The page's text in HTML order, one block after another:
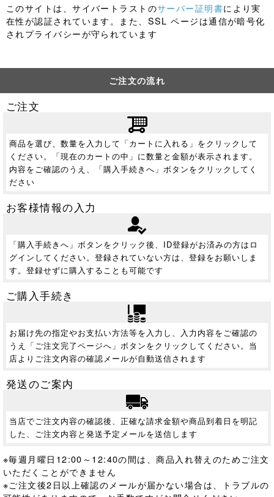
このサイトは、サイバートラストのサーバー証明書により実
在性が認証されています。また、SSL ページは通信が暗号化
されプライバシーが守られています
ご注文の流れ
ご注文
商品を選び、数量を入力して「カートに入れる」をクリックして
ください。「現在のカートの中」に数量と金額が表示されます。
内容をご確認のうえ、「購入手続きへ」ボタンをクリックしてく
ださい
お客様情報の入力
「購入手続きへ」ボタンをクリック後、ID登録がお済みの方はロ
グインしてください。登録されていない方は、登録をお願いしま
す。登録せずに購入することも可能です
ご購入手続き
お届け先の指定やお支払い方法等を入力し、入力内容をご確認の
うえ「ご注文完了ページへ」ボタンをクリックしてください。当
店よりご注文内容の確認メールが自動送信されます
発送のご案内
当店でご注文内容の確認後、正確な請求金額や商品到着日を明記
した、ご注文内容と発送予定メールを送信します
※毎週月曜日12:00～12:40の間は、商品入れ替えのためご注文
いただくことができません
※ご注文後2日以上確認のメールが届かない場合は、トラブルの